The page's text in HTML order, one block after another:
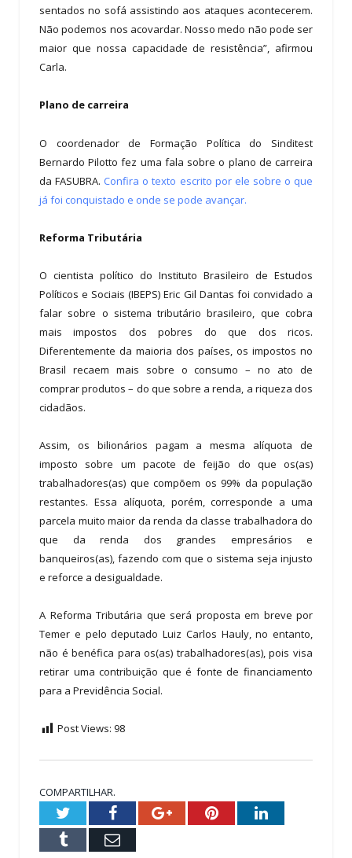
sentados no sofá assistindo aos ataques acontecerem.
Não podemos nos acovardar. Nosso medo não pode ser
maior que nossa capacidade de resistência”, afirmou
Carla.
Plano de carreira
O coordenador de Formação Política do Sinditest
Bernardo Pilotto fez uma fala sobre o plano de carreira
da FASUBRA. Confira o texto escrito por ele sobre o que
já foi conquistado e onde se pode avançar.
Reforma Tributária
O cientista político do Instituto Brasileiro de Estudos
Políticos e Sociais (IBEPS) Eric Gil Dantas foi convidado a
falar sobre o sistema tributário brasileiro, que cobra
mais impostos dos pobres do que dos ricos.
Diferentemente da maioria dos países, os impostos no
Brasil recaem mais sobre o consumo – no ato de
comprar produtos – do que sobre a renda, a riqueza dos
cidadãos.
Assim, os bilionários pagam a mesma alíquota de
imposto sobre um pacote de feijão do que os(as)
trabalhadores(as) que compõem os 99% da população
restantes. Essa alíquota, porém, corresponde a uma
parcela muito maior da renda da classe trabalhadora do
que da renda dos grandes empresários e
banqueiros(as), fazendo com que o sistema seja injusto
e reforce a desigualdade.
A Reforma Tributária que será proposta em breve por
Temer e pelo deputado Luiz Carlos Hauly, no entanto,
não é benéfica para os(as) trabalhadores(as), pois visa
retirar uma contribuição que é fonte de financiamento
para a Previdência Social.
Post Views: 98
COMPARTILHAR.
TwitterFacebookGoogle+PinterestLinkedIn
Tumblr Email